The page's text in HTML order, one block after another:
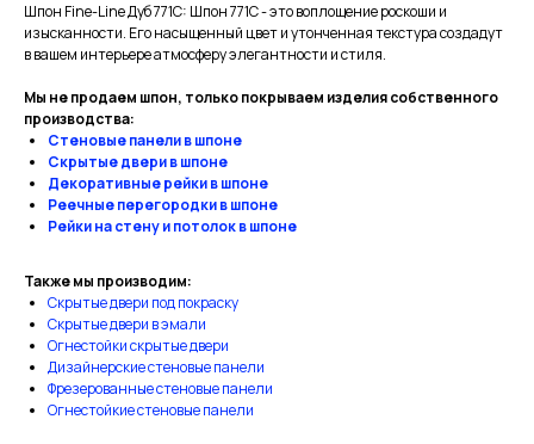
Шпон Fine-Line Дуб 771C: Шпон 771C - это воплощение роскоши и
изысканности. Его насыщенный цвет и утонченная текстура создадут
в вашем интерьере атмосферу элегантности и стиля.
Мы не продаем шпон, только покрываем изделия собственного
производства:
Стеновые панели в шпоне
Скрытые двери в шпоне
Декоративные рейки в шпоне
Реечные перегородки в шпоне
Рейки на стену и потолок в шпоне
Также мы производим:
Скрытые двери под покраску
Скрытые двери в эмали
Огнестойки скрытые двери
Дизайнерские стеновые панели
Фрезерованные стеновые панели
Огнестойкие стеновые панели